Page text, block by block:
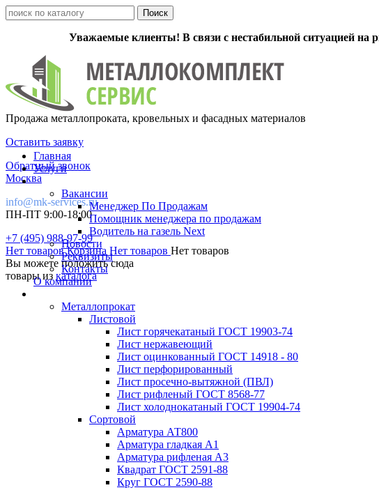
Уважаемые клиенты! В связи с нестабильной ситуацией на
Продажа металлопроката, кровельных и фасадных материалов
Оставить заявку
Обратный звонок
Москва
info@mk-services.ru
ПН-ПТ 9:00-18:00
+7 (495) 988-97-99
Нет товаровКорзина Нет товаров Нет товаров
Вы можете положить сюда
товары из каталога
Главная
Услуги
Вакансии
Менеджер По Продажам
Помощник менеджера по продажам
Водитель на газель Next
Новости
Реквизиты
Контакты
О компании
Металлопрокат
Листовой
Лист горячекатаный ГОСТ 19903-74
Лист нержавеющий
Лист оцинкованный ГОСТ 14918 - 80
Лист перфорированный
Лист просечно-вытяжной (ПВЛ)
Лист рифленый ГОСТ 8568-77
Лист холоднокатаный ГОСТ 19904-74
Сортовой
Арматура АТ800
Арматура гладкая А1
Арматура рифленая А3
Квадрат ГОСТ 2591-88
Круг ГОСТ 2590-88